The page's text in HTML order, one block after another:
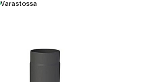
Varastossa